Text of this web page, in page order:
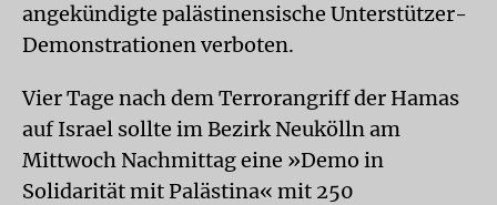
angekündigte palästinensische Unterstützer-
Demonstrationen verboten.
Vier Tage nach dem Terrorangriff der Hamas
auf Israel sollte im Bezirk Neukölln am
Mittwoch Nachmittag eine »Demo in
Solidarität mit Palästina« mit 250